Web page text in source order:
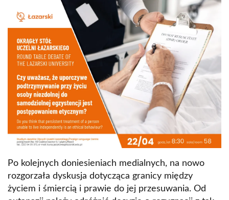
Po kolejnych doniesieniach medialnych, na nowo
rozgorzała dyskusja dotycząca granicy między
życiem i śmiercią i prawie do jej przesuwania. Od